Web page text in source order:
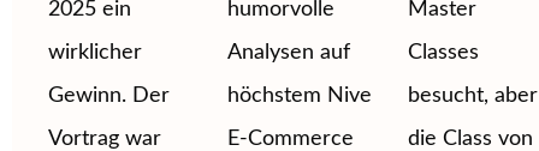
2025 ein
wirklicher
Gewinn. Der
Vortrag war
humorvolle
Analysen auf
höchstem Niveau,
E-Commerce
Master
Classes
besucht, aber
die Class von